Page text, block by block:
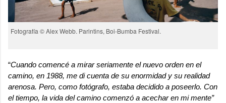
Fotografía © Alex Webb. Parintins, Boi-Bumba Festival.
“Cuando comencé a mirar seriamente el nuevo orden en el
camino, en 1988, me di cuenta de su enormidad y su realidad
arenosa. Pero, como fotógrafo, estaba decidido a poseerlo. Con
el tiempo, la vida del camino comenzó a acechar en mi mente”